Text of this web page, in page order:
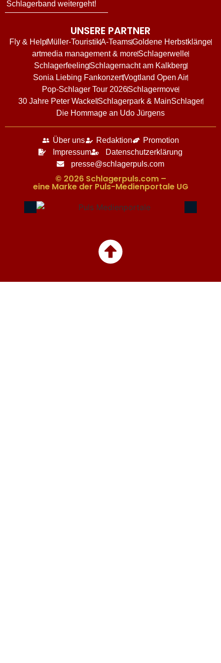
Schlagerband weitergeht!
UNSERE PARTNER
Fly & HelpMüller-TouristikA-TeamsGoldene Herbstklänge
artmedia management & moreSchlagerwelle
SchlagerfeelingSchlagernacht am Kalkberg
Sonia Liebing FankonzertVogtland Open Air
Pop-Schlager Tour 2026Schlagermove
30 Jahre Peter Wackel Schlagerpark & MainSchlager
Die Hommage an Udo Jürgens
Über uns Redaktion
Promotion
Impressum
Datenschutzerklärung
presse@schlagerpuls.com
© 2026 Schlagerpuls.com –
eine Marke der Puls-Medienportale UG​